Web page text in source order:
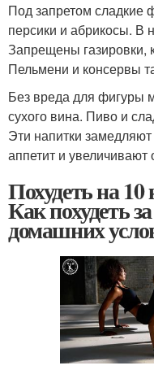
Под запретом сладкие
персики и абрикосы. В
Запрещены газировки,
Пельмени и консервы
Без вреда для фигуры
сухого вина. Пиво и
Эти напитки
аппетит и увеличивают
Похудеть на
Как похудеть
домашних